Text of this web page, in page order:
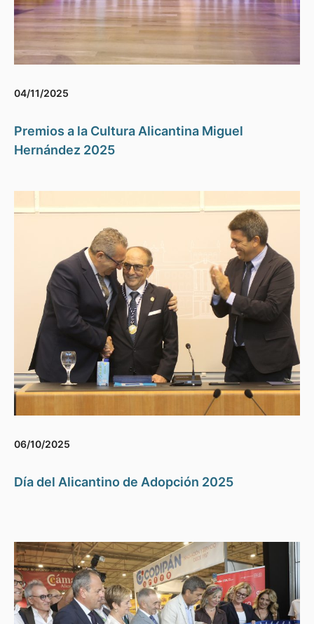
04/11/2025
Premios a la Cultura Alicantina Miguel
Hernández 2025
06/10/2025
Día del Alicantino de Adopción 2025